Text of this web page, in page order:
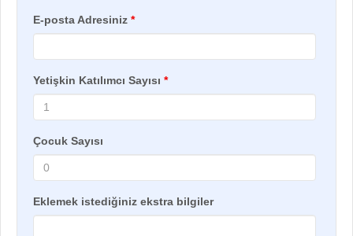
E-posta Adresiniz *
Yetişkin Katılımcı Sayısı *
Çocuk Sayısı
Eklemek istediğiniz ekstra bilgiler